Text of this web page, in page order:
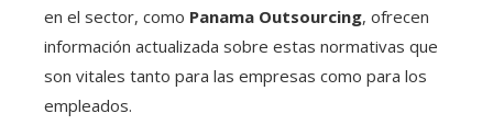
en el sector, como Panama Outsourcing, ofrecen
información actualizada sobre estas normativas que
son vitales tanto para las empresas como para los
empleados.